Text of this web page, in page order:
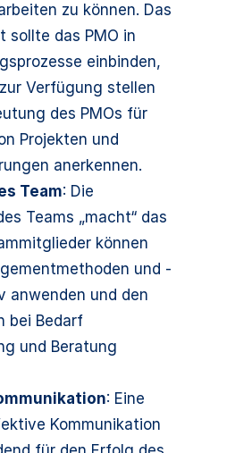
zu können. Das
sollte das PMO in
einbinden,
Verfügung stellen
des PMOs für
Projekten und
anerkennen.
Team: Die
Teams „macht“ das
können
und -
anwenden und den
bei Bedarf
und Beratung
: Eine
Kommunikation